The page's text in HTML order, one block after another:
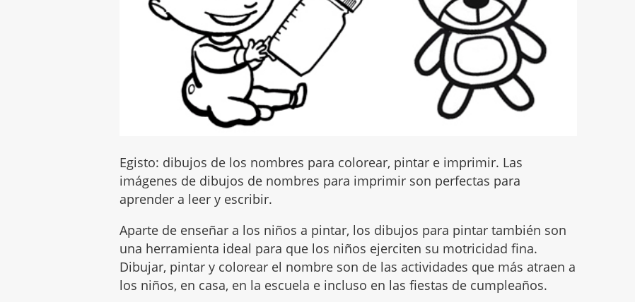
Egisto: dibujos de los nombres para colorear, pintar e imprimir. Las
imágenes de dibujos de nombres para imprimir son perfectas para
aprender a leer y escribir.
Aparte de enseñar a los niños a pintar, los dibujos para pintar también son
una herramienta ideal para que los niños ejerciten su motricidad fina.
Dibujar, pintar y colorear el nombre son de las actividades que más atraen a
los niños, en casa, en la escuela e incluso en las fiestas de cumpleaños.